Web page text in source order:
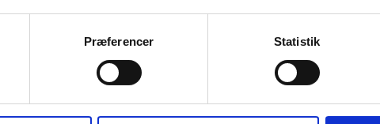
Præferencer Statistik